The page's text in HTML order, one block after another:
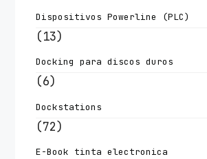
Dispositivos Powerline (PLC)
(13)
Docking para discos duros
(6)
Dockstations
(72)
E-Book tinta electronica